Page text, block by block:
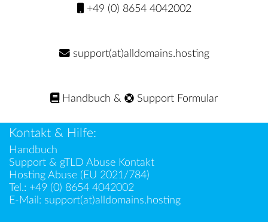
+49 (0) 8654 4042002
support(at)alldomains.hosting
Handbuch & Support Formular
Kontakt & Hilfe:
Handbuch
Support & gTLD Abuse Kontakt
Hosting Abuse (EU 2021/784)
Tel.: +49 (0) 8654 4042002
E-Mail: support(at)alldomains.hosting